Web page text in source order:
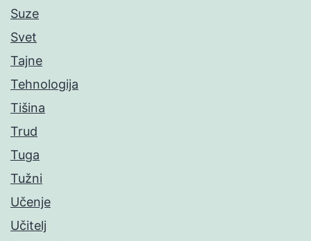
Suze
Svet
Tajne
Tehnologija
Tišina
Trud
Tuga
Tužni
Učenje
Učitelj